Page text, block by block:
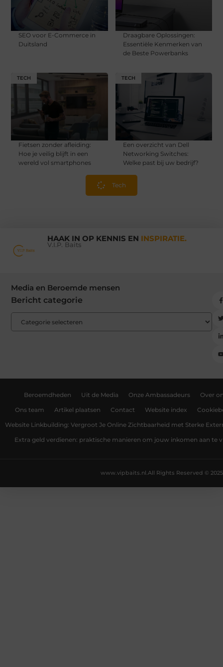
SEO voor E-Commerce in
Duitsland
Draagbare Oplossingen:
Essentiële Kenmerken van
de Beste Powerbanks
TECH
Fietsen zonder afleiding:
Hoe je veilig blijft in een
wereld vol smartphones
TECH
Een overzicht van Dell
Networking Switches:
Welke past bij uw bedrijf?
Tech
HAAK IN OP KENNIS EN INSPIRATIE.
V.I.P. Baits
Media en Beroemde mensen
Bericht categorie
Beroemdheden Uit de Media Onze Ambassadeurs Over
Ons team Artikel plaatsen Contact Website index
Website Linkbuilding: Vergroot Je Online Zichtbaarheid met Sterke
Extra geld verdienen: praktische manieren om jouw inkomen aan te
All Rights Reserved © 2025
www.vipbaits.nl.